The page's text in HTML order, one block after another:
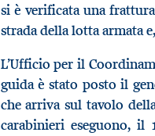
si è verificata una
strada della lotta armata
L’Ufficio per il
guida è stato posto il
che arriva sul tavolo
carabinieri eseguono,